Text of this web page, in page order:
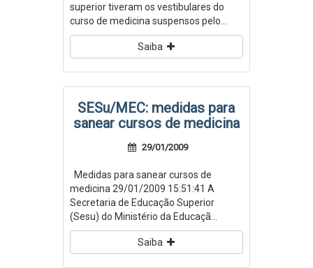
superior tiveram os vestibulares do
curso de medicina suspensos pelo...
Saiba
SESu/MEC: medidas para
sanear cursos de medicina
29/01/2009
Medidas para sanear cursos de
medicina 29/01/2009 15:51:41 A
Secretaria de Educação Superior
(Sesu) do Ministério da Educaçã...
Saiba